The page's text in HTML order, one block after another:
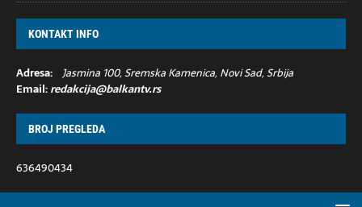
KONTAKT INFO
Adresa: Jasmina 100, Sremska Kamenica, Novi Sad, Srbija
Email:redakcija@balkantv.rs
BROJ PREGLEDA
636490434